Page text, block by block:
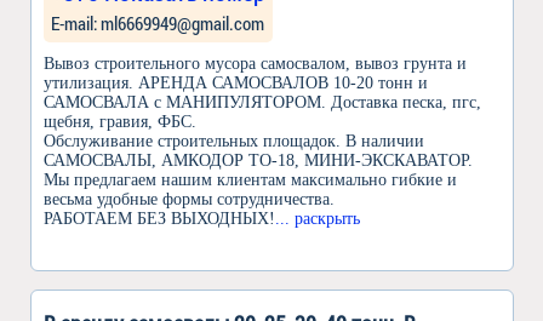
Е-mail: ml6669949@gmail.com
Вывоз строительного мусора самосвалом, вывоз грунта и
утилизация. АРЕНДА САМОСВАЛОВ 10-20 тонн и
САМОСВАЛА с МАНИПУЛЯТОРОM. Доставка песка, пгс,
щебня, гравия, ФБС.
Обслуживание строительных площадок. В наличии
САМОСВАЛЫ, АМКОДОР ТО-18, МИНИ-ЭКСКАВАТОР.
Мы предлагаем нашим клиентам максимально гибкие и
весьма удобные формы сотрудничествa.
РАБОТАЕМ БЕЗ ВЫХОДНЫХ! ... раскрыть